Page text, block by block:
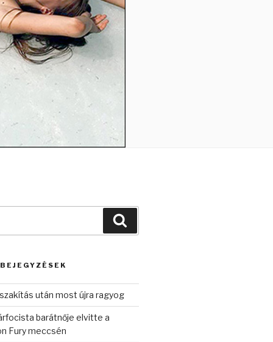
után most újra ragyog
barátnője elvitte a
Fury meccsén